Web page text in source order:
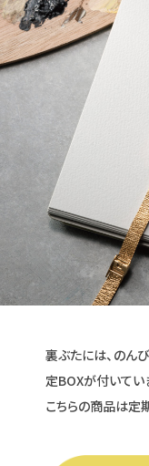
裏ぶたには、のん
定BOXが付いてい
こちらの商品は定